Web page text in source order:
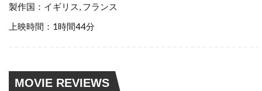
スティーブン・ゴールドステイン
スティーブン・ザイリアン
スティーブン・トンプキンソン
製作国：イギリス, フランス
上映時間：1時間44分
MOVIE REVIEWS